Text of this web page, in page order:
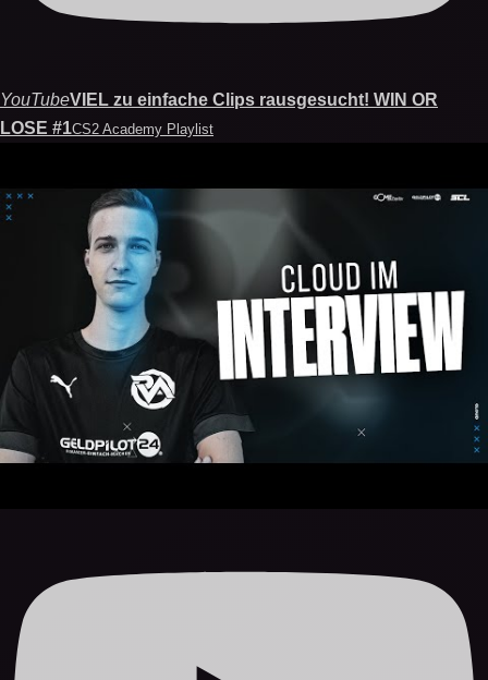
YouTubeVIEL zu einfache Clips rausgesucht! WIN OR
LOSE #1CS2 Academy Playlist